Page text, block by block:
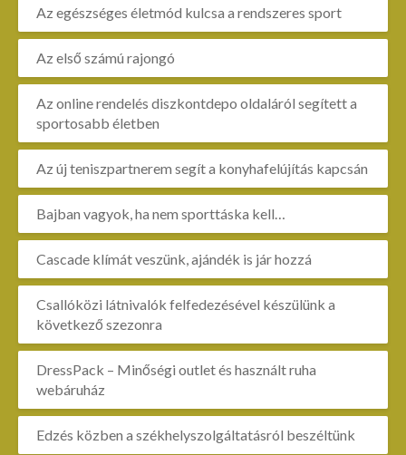
Az egészséges életmód kulcsa a rendszeres sport
Az első számú rajongó
Az online rendelés diszkontdepo oldaláról segített a
sportosabb életben
Az új teniszpartnerem segít a konyhafelújítás kapcsán
Bajban vagyok, ha nem sporttáska kell…
Cascade klímát veszünk, ajándék is jár hozzá
Csallóközi látnivalók felfedezésével készülünk a
következő szezonra
DressPack – Minőségi outlet és használt ruha
webáruház
Edzés közben a székhelyszolgáltatásról beszéltünk